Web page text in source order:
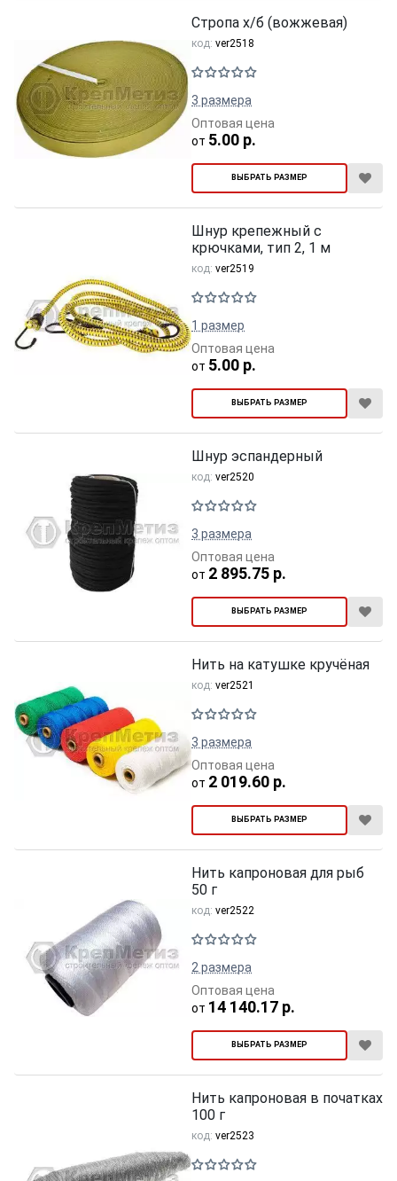
Стропа х/б (вожжевая)
код: ver2518
3 размера
ВЫБРАТЬ РАЗМЕР
от 5.00 р.
Оптовая цена
Шнур крепежный с
крючками, тип 2, 1 м
код: ver2519
1 размер
ВЫБРАТЬ РАЗМЕР
от 5.00 р.
Оптовая цена
Шнур эспандерный
код: ver2520
3 размера
ВЫБРАТЬ РАЗМЕР
от 2 895.75 р.
Оптовая цена
Нить на катушке кручёная
код: ver2521
3 размера
ВЫБРАТЬ РАЗМЕР
от 2 019.60 р.
Оптовая цена
Нить капроновая для рыб
50 г
код: ver2522
2 размера
ВЫБРАТЬ РАЗМЕР
от 14 140.17 р.
Оптовая цена
Нить капроновая в початках
100 г
код: ver2523